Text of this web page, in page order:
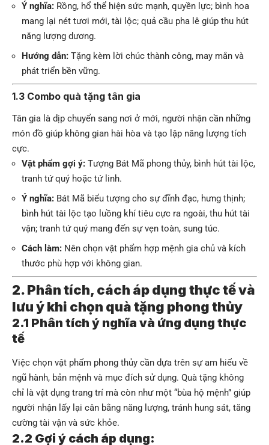
Ý nghĩa: Rồng, hổ thể hiện sức mạnh, quyền lực; bình hoa
mang lại nét tươi mới, tài lộc; quả cầu pha lê giúp thu hút
năng lượng dương.
Hướng dẫn: Tặng kèm lời chúc thành công, may mắn và
phát triển bền vững.
1.3 Combo quà tặng tân gia
Tân gia là dịp chuyển sang nơi ở mới, người nhận cần những
món đồ giúp không gian hài hòa và tạo lập năng lượng tích
cực.
Vật phẩm gợi ý: Tượng Bát Mã phong thủy, bình hút tài lộc,
tranh tứ quý hoặc tứ linh.
Ý nghĩa: Bát Mã biểu tượng cho sự đĩnh đạc, hưng thịnh;
bình hút tài lộc tạo luồng khí tiêu cực ra ngoài, thu hút tài
vận; tranh tứ quý mang đến sự vẹn toàn, sung túc.
Cách làm: Nên chọn vật phẩm hợp mệnh gia chủ và kích
thước phù hợp với không gian.
2. Phân tích, cách áp dụng thực tế và
lưu ý khi chọn quà tặng phong thủy
2.1 Phân tích ý nghĩa và ứng dụng thực
tế
Việc chọn vật phẩm phong thủy cần dựa trên sự am hiểu về
ngũ hành, bản mệnh và mục đích sử dụng. Quà tặng không
chỉ là vật dụng trang trí mà còn như một “bùa hộ mệnh” giúp
người nhận lấy lại cân bằng năng lượng, tránh hung sát, tăng
cường tài vận và sức khỏe.
2.2 Gợi ý cách áp dụng: